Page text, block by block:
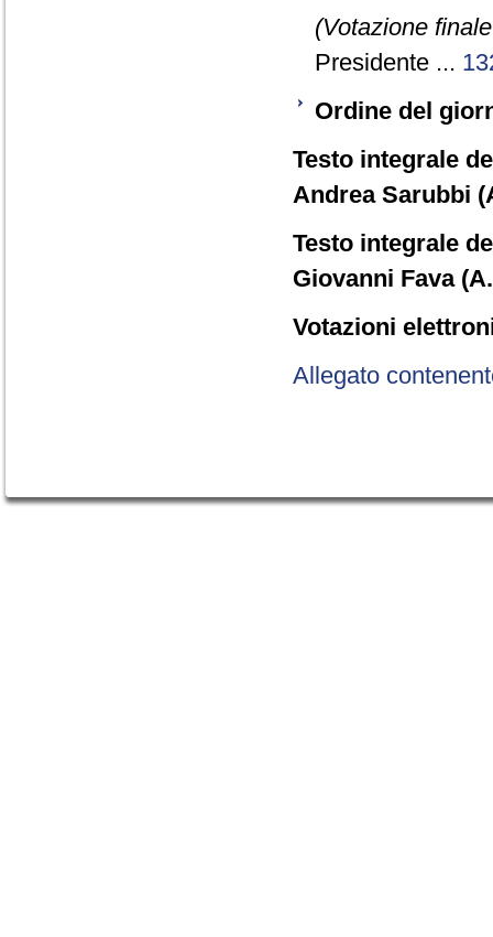
(Votazione
Presidente ...
Ordine del
Testo integrale
Andrea Sarubbi
Testo integrale
Giovanni Fava
Votazioni
Allegato